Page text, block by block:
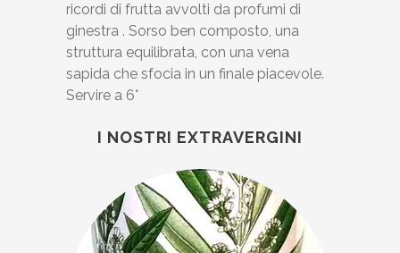
ricordi di frutta avvolti da profumi di
ginestra . Sorso ben composto, una
struttura equilibrata, con una vena
sapida che sfocia in un finale piacevole.
Servire a 6°
I NOSTRI EXTRAVERGINI